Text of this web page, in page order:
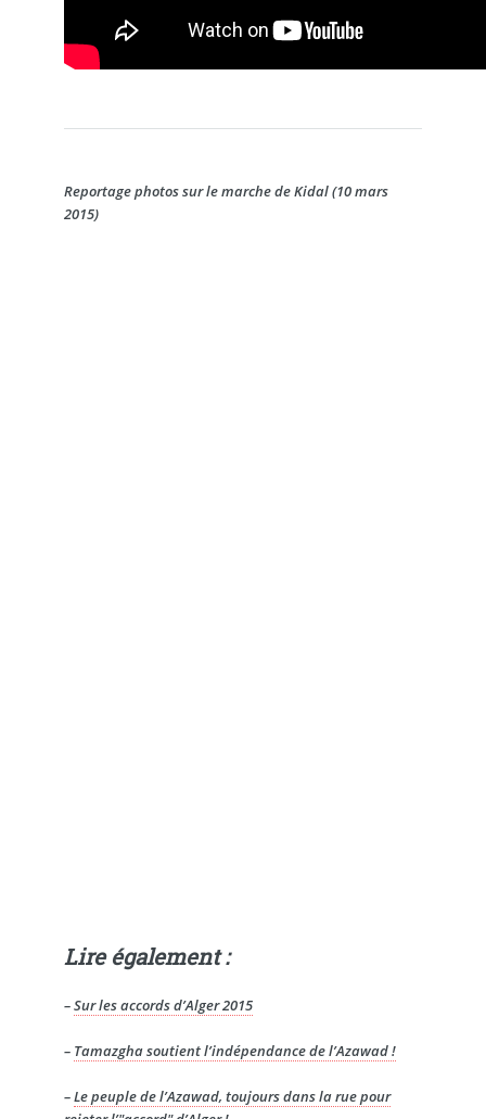
Reportage photos sur le marche de Kidal (10 mars
2015)
Lire également :
–Sur les accords d’Alger 2015
– Tamazgha soutient l’indépendance de l’Azawad !
–Le peuple de l’Azawad, toujours dans la rue pour